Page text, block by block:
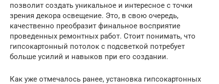
позволит создать уникальное и интересное с точки
зрения декора освещение. Это, в свою очередь,
качественно преобразит финальное восприятие
проведенных ремонтных работ. Стоит понимать, что
гипсокартонный потолок с подсветкой потребует
больше усилий и навыков при его создании.
Как уже отмечалось ранее, установка гипсокартонных